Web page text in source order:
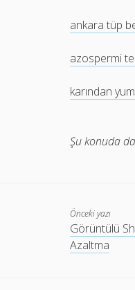
ankara tüp
azospermi
karından
Şu konuda
Önceki yazı
Görüntülü
Azaltma